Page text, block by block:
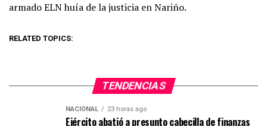
armado ELN huía de la justicia en Nariño.
RELATED TOPICS:
TENDENCIAS
NACIONAL 23 horas ago
Ejército abatió a presunto cabecilla de finanzas